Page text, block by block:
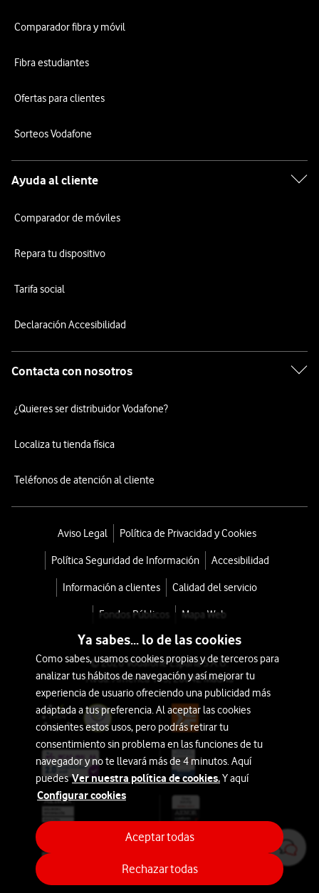
Comparador fibra y móvil
Fibra estudiantes
Ofertas para clientes
Sorteos Vodafone
Ayuda al cliente
Comparador de móviles
Repara tu dispositivo
Tarifa social
Declaración Accesibilidad
Contacta con nosotros
¿Quieres ser distribuidor Vodafone?
Localiza tu tienda física
Teléfonos de atención al cliente
Aviso Legal Política de Privacidad y Cookies
Política Seguridad de Información Accesibilidad
Información a clientes Calidad del servicio
Fondos Públicos Mapa Web
© 2026 Vodafone España S.A.U.
Avda. América 115, 28042 Madrid
Ya sabes... lo de las cookies
Como sabes, usamos cookies propias y de terceros para
analizar tus hábitos de navegación y así mejorar tu
experiencia de usuario ofreciendo una publicidad más
adaptada a tus preferencia. Al aceptar las cookies
consientes estos usos, pero podrás retirar tu
consentimiento sin problema en las funciones de tu
navegador y no te llevará más de 4 minutos. Aquí
puedesVer nuestra política de cookies.Y aquí
Configurar cookies
Rechazar todas
Aceptar todas